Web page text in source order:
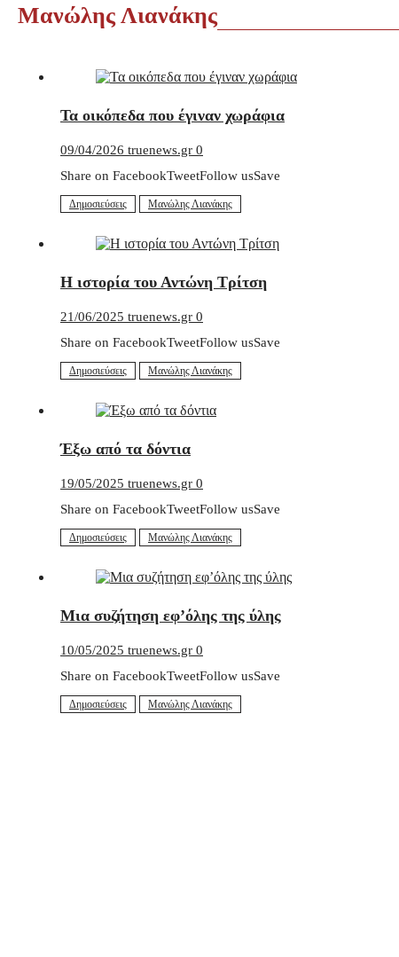
Μανώλης Λιανάκης
Τα οικόπεδα που έγιναν χωράφια
09/04/2026 truenews.gr 0
Share on FacebookTweetFollow usSave
Δημοσιεύσεις Μανώλης Λιανάκης
Η ιστορία του Αντώνη Τρίτση
21/06/2025 truenews.gr 0
Share on FacebookTweetFollow usSave
Δημοσιεύσεις Μανώλης Λιανάκης
Έξω από τα δόντια
19/05/2025 truenews.gr 0
Share on FacebookTweetFollow usSave
Δημοσιεύσεις Μανώλης Λιανάκης
Μια συζήτηση εφ’όλης της ύλης
10/05/2025 truenews.gr 0
Share on FacebookTweetFollow usSave
Δημοσιεύσεις Μανώλης Λιανάκης